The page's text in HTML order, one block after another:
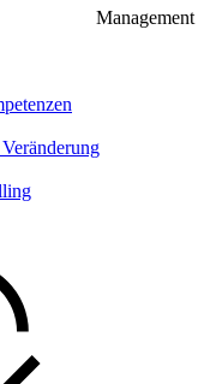
Management